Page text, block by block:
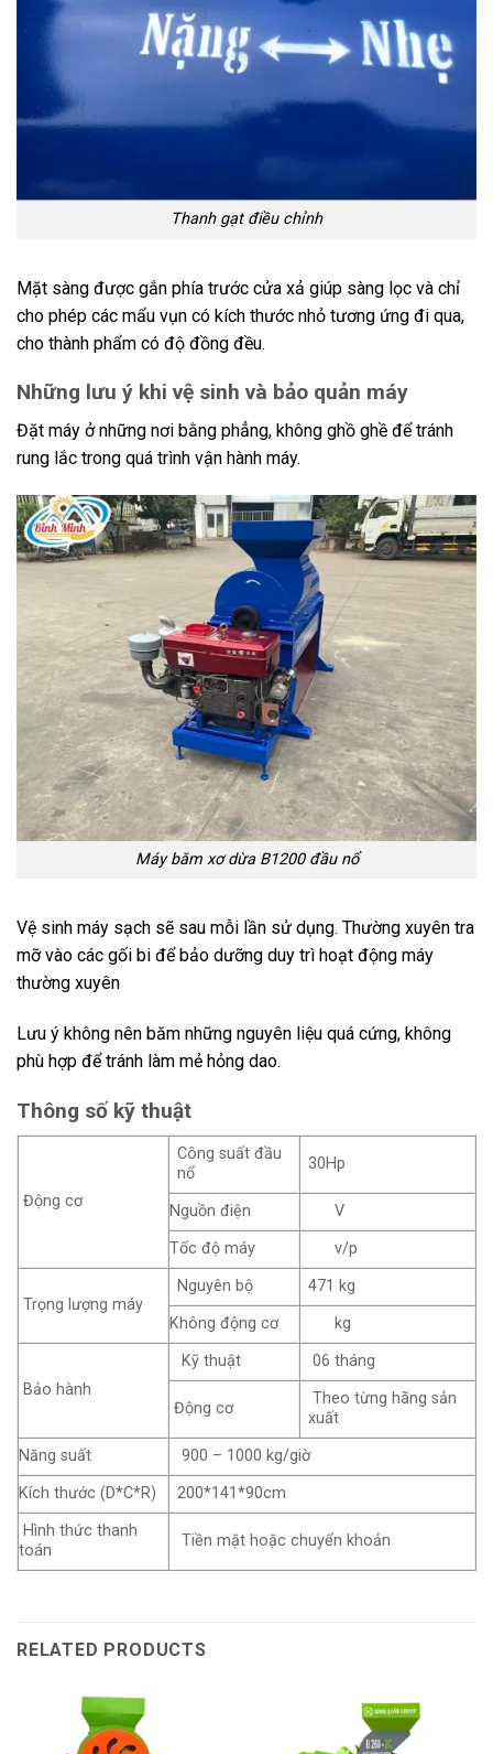
Thanh gạt điều chỉnh
Mặt sàng được gắn phía trước cửa xả giúp sàng lọc và chỉ
cho phép các mẩu vụn có kích thước nhỏ tương ứng đi qua,
cho thành phẩm có độ đồng đều.
Những lưu ý khi vệ sinh và bảo quản máy
Đặt máy ở những nơi bằng phẳng, không ghồ ghề để tránh
rung lắc trong quá trình vận hành máy.
Máy băm xơ dừa B1200 đầu nổ
Vệ sinh máy sạch sẽ sau mỗi lần sử dụng. Thường xuyên tra
mỡ vào các gối bi để bảo dưỡng duy trì hoạt động máy
thường xuyên
Lưu ý không nên băm những nguyên liệu quá cứng, không
phù hợp để tránh làm mẻ hỏng dao.
Thông số kỹ thuật
Động cơ
Công suất đầu
nổ
30Hp
Nguồn điện
V
Tốc độ máy
v/p
Trọng lượng máy
Nguyên bộ
471 kg
Không động cơ
kg
Bảo hành
Kỹ thuật 06 tháng
Động cơ
Theo từng hãng sản
xuất
Năng suất
900 – 1000 kg/giờ
Kích thước (D*C*R)
200*141*90cm
Hình thức thanh
toán
Tiền mặt hoặc chuyển khoản
RELATED PRODUCTS